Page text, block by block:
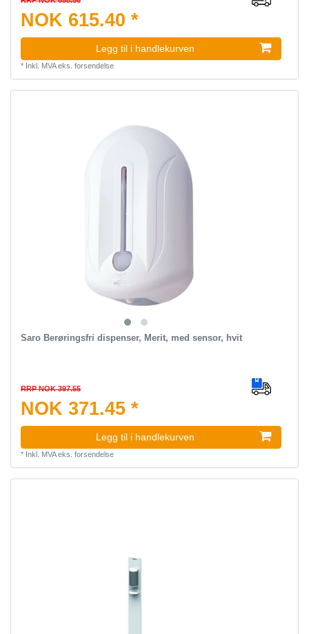
NOK 615.40 *
Legg til i handlekurven
* Inkl. MVAeks. forsendelse
Saro Berøringsfri dispenser, Merit, med sensor, hvit
RRP NOK 397.55
NOK 371.45 *
Legg til i handlekurven
* Inkl. MVAeks. forsendelse